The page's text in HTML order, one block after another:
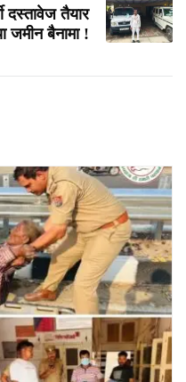
दस्तावेज तैयार
जमीन बैनामा !